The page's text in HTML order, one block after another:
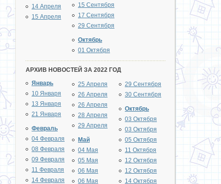
14 Апреля
15 Апреля
15 Сентября
17 Сентября
29 Сентября
Октябрь
01 Октября
АРХИВ НОВОСТЕЙ ЗА 2022 ГОД
Январь
10 Января
13 Января
21 Января
Февраль
04 Февраля
08 Февраля
09 Февраля
11 Февраля
14 Февраля
25 Апреля
26 Апреля
26 Апреля
28 Апреля
29 Апреля
Май
04 Мая
05 Мая
06 Мая
06 Мая
29 Сентября
30 Сентября
Октябрь
03 Октября
03 Октября
05 Октября
11 Октября
12 Октября
12 Октября
14 Октября